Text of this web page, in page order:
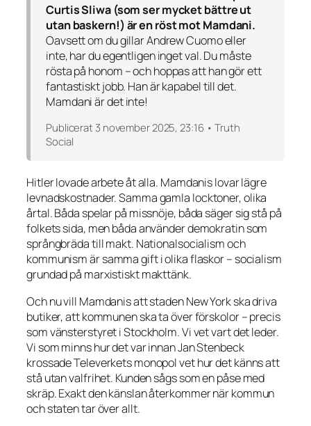
Curtis Sliwa (som ser mycket bättre ut
utan baskern!) är en röst mot Mamdani.
Oavsett om du gillar Andrew Cuomo eller
inte, har du egentligen inget val. Du måste
rösta på honom – och hoppas att han gör ett
fantastiskt jobb. Han är kapabel till det.
Mamdani är det inte!
Publicerat 3 november 2025, 23:16 • Truth
Social
Hitler lovade arbete åt alla. Mamdanis lovar lägre
levnadskostnader. Samma gamla locktoner, olika
årtal. Båda spelar på missnöje, båda säger sig stå på
folkets sida, men båda använder demokratin som
språngbräda till makt. Nationalsocialism och
kommunism är samma gift i olika flaskor – socialism
grundad på marxistiskt makttänk.
Och nu vill Mamdanis att staden New York ska driva
butiker, att kommunen ska ta över förskolor – precis
som vänsterstyret i Stockholm. Vi vet vart det leder.
Vi som minns hur det var innan Jan Stenbeck
krossade Televerkets monopol vet hur det känns att
stå utan valfrihet. Kunden sågs som en påse med
skräp. Exakt den känslan återkommer när kommun
och staten tar över allt.